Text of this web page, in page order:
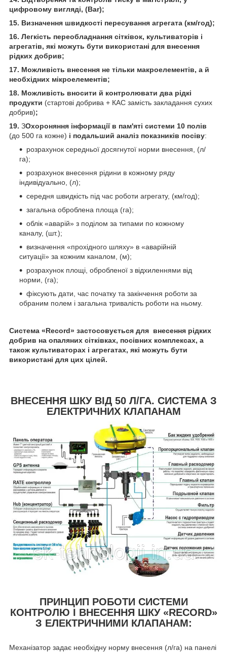
цифровому вигляді, (Bar);
15. Визначення швидкості пересування агрегата (км/год);
16. Легкість переобладнання сітківок, культиваторів і
агрегатів, які можуть бути використані для внесення
рідких добрив;
17. Можливість внесення не тільки макроелементів, а й
необхідних мікроелементів;
18. Можливість вносити й контролювати два рідкі
продукти (стартові добрива + КАС замість закладання сухих
добрив);
19. ЗОхороняння інформації в пам'яті системи 10 полів
(до 500 га кожне) і подальший аналіз показників посіву:
розрахунок середньої досягнутої норми внесення, (л/
га);
розрахунок внесення рідини в кожному ряду
індивідуально, (л);
середня швидкість під час роботи агрегату, (км/год);
загальна оброблена площа (га);
облік «аварій» з поділом за типами по кожному
каналу, (шт.);
визначення «прохідного шляху» в «аварійній
ситуації» за кожним каналом, (м);
розрахунок площі, обробленої з відхиленнями від
норми, (га);
фіксують дати, час початку та закінчення роботи за
обраним полем і загальна тривалість роботи на ньому.
Система «Record» застосовується для внесення рідких
добрив на опаляних сітківках, посівних комплексах, а
також культиваторах і агрегатах, які можуть бути
використані для цих цілей.
ВНЕСЕННЯ ШКУ ВІД 50 Л/ГА. СИСТЕМА З
ЕЛЕКТРИЧНИХ КЛАПАНАМ
ПРИНЦИП РОБОТИ СИСТЕМИ
КОНТРОЛЮ І ВНЕСЕННЯ ШКУ «RECORD»
З ЕЛЕКТРИЧНИМИ КЛАПАНАМ:
Механізатор задає необхідну норму внесення (л/га) на панелі